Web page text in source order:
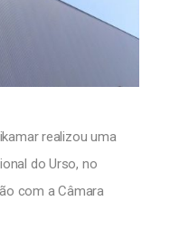
realizou uma
do Urso, no
com a Câmara